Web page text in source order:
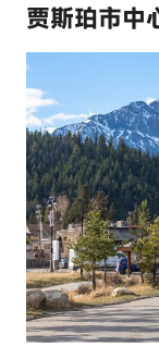
贾斯珀市中